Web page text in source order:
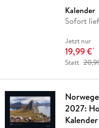
Kalender
Sofort
Jetzt nur
19,99 €*
Statt
2027: